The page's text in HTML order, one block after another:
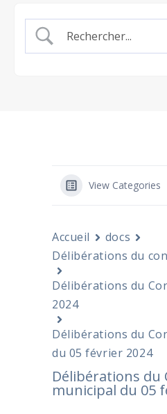
View Categories
Accueil
docs
Délibérations du
Délibérations du
2024
Délibérations du
du 05 février 2024
Délibérations du
municipal du 05